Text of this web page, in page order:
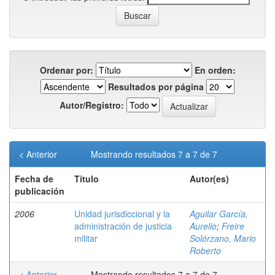
Ordenar por:
En orden:
Resultados por página
Autor/Registro:
Mostrando resultados 7 a 7 de 7
< Anterior
Fecha de
publicación
Título Autor(es)
2006
Unidad jurisdiccional y la
administración de justicia
militar
Aguilar García,
Aurelio; Freire
Solórzano, Mario
Roberto